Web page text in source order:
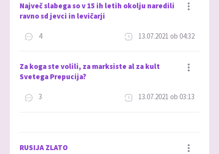
Največ slabega so v 15 ih letih okolju naredili
ravno sd jevci in levičarji
4 13.07.2021 ob 04:32
Dodaj med priljubljene
Za koga ste volili, za marksiste al za kult
Svetega Prepucija?
3 13.07.2021 ob 03:13
Dodaj med priljubljene
RUSIJA ZLATO